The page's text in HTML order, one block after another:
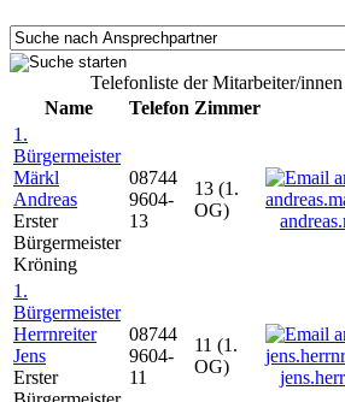
Telefonliste der Mitarbeiter/
Name
Telefon Zimmer
1.
Bürgermeister
Märkl
Andreas
Erster
Bürgermeister
Kröning
08744
9604-
13
13 (1.
OG)
1.
Bürgermeister
Herrnreiter
Jens
Erster
08744
9604-
11
11 (1.
OG)